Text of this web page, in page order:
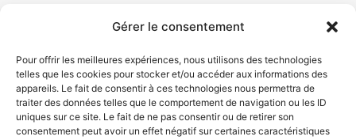
Gérer le consentement
Pour offrir les meilleures expériences, nous utilisons des technologies
telles que les cookies pour stocker et/ou accéder aux informations des
appareils. Le fait de consentir à ces technologies nous permettra de
traiter des données telles que le comportement de navigation ou les ID
uniques sur ce site. Le fait de ne pas consentir ou de retirer son
consentement peut avoir un effet négatif sur certaines caractéristiques